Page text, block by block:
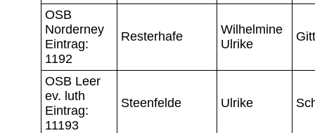
OSB
Norderney
Eintrag:
1192
Resterhafe
Wilhelmine
Ulrike
OSB Leer
ev. luth
Eintrag:
11193
Steenfelde Ulrike